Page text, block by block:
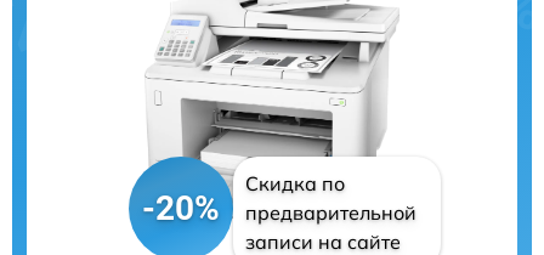
-20%
Скидка по
предварительной
записи на сайте